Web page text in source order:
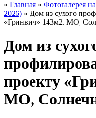
» Главная » Фотогалерея
2026) » Дом из сухого
«Гринвич» 143м2. МО,
Дом из
проекту
МО,